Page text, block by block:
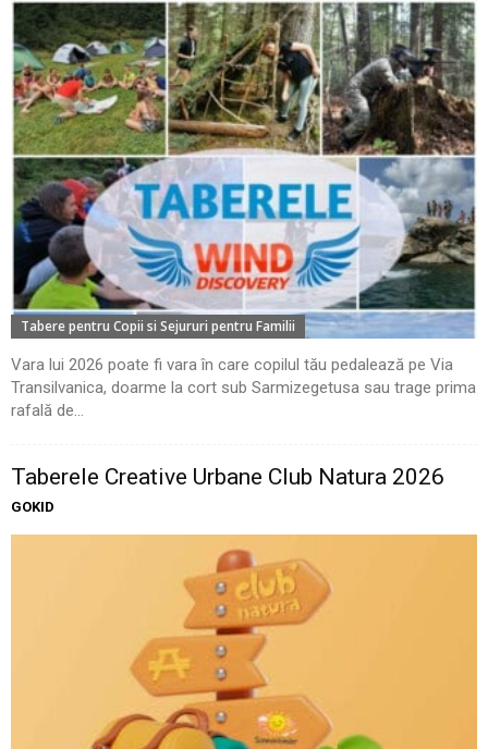
Tabere pentru Copii si Sejururi pentru Familii
Vara lui 2026 poate fi vara în care copilul tău pedalează pe Via
Transilvanica, doarme la cort sub Sarmizegetusa sau trage prima
rafală de...
Taberele Creative Urbane Club Natura 2026
GOKID